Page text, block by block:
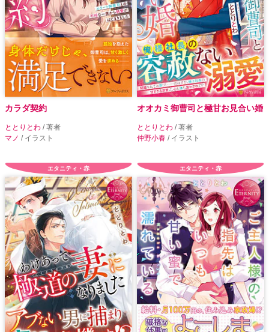
カラダ契約
ととりとわ / 著者
マノ / イラスト
オオカミ御曹司と極甘お見合い婚
ととりとわ / 著者
仲野小春 / イラスト
エタニティ・赤 エタニティ・赤